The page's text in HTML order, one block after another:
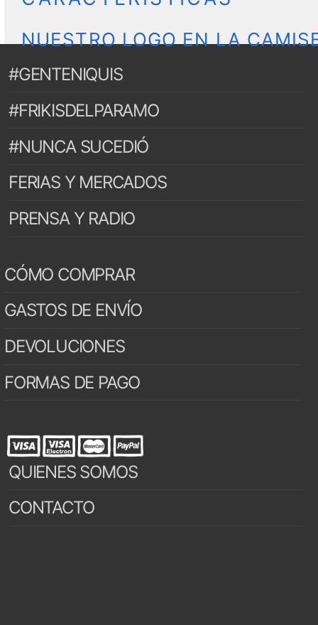
NUESTRO LOGO EN LA
#GENTENIQUIS
#FRIKISDELPARAMO
#NUNCA SUCEDIÓ
FERIAS Y MERCADOS
PRENSA Y RADIO
CÓMO COMPRAR
GASTOS DE ENVÍO
DEVOLUCIONES
FORMAS DE PAGO
QUIENES SOMOS
CONTACTO